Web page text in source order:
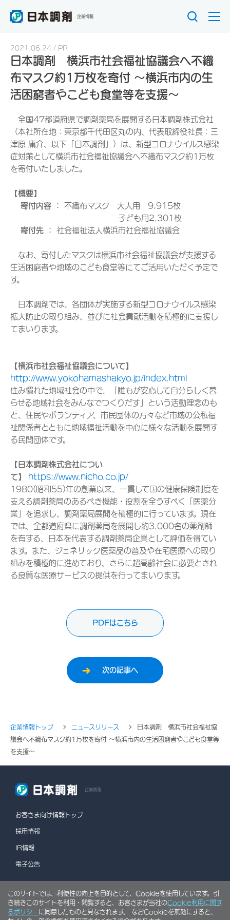
企業情報
2021.06.24 PR
日本調剤 横浜市社会福祉協議会へ不織
布マスク約1万枚を寄付 ～横浜市内の生
活困窮者やこども食堂等を支援～
全国47都道府県で調剤薬局を展開する日本調剤株式会社
（本社所在地：東京都千代田区丸の内、代表取締役社長：三
津原 庸介、以下「日本調剤」）は、新型コロナウイルス感染
症対策として横浜市社会福祉協議会へ不織布マスク約1万枚
を寄付いたしました。
【概要】
寄付内容 ：
不織布マスク 大人用 9,915枚
子ども用2,301枚
寄付先 ： 社会福祉法人横浜市社会福祉協議会
なお、寄付したマスクは横浜市社会福祉協議会が支援する
生活困窮者や地域のこども食堂等にてご活用いただく予定で
す。
日本調剤では、各団体が実施する新型コロナウイルス感染
拡大防止の取り組み、並びに社会貢献活動を積極的に支援し
てまいります。
【横浜市社会福祉協議会について】
http://www.yokohamashakyo.jp/index.html
住み慣れた地域社会の中で、「誰もが安心して自分らしく暮
らせる地域社会をみんなでつくりだす」という活動理念のも
と、住民やボランティア、市民団体の方々など市域の公私福
祉関係者とともに地域福祉活動を中心に様々な活動を展開す
る民間団体です。
【日本調剤株式会社につい
て】
https://www.nicho.co.jp/
1980(昭和55)年の創業以来、一貫して国の健康保険制度を
支える調剤薬局のあるべき機能・役割を全うすべく「医薬分
業」を追求し、調剤薬局展開を積極的に行っています。現在
では、全都道府県に調剤薬局を展開し約3,000名の薬剤師
を有する、日本を代表する調剤薬局企業として評価を得てい
ます。また、ジェネリック医薬品の普及や在宅医療への取り
組みを積極的に進めており、さらに超高齢社会に必要とされ
る良質な医療サービスの提供を行ってまいります。
PDFはこちら
次の記事へ
企業情報トップ ニュースリリース
日本調剤 横浜市社会福祉協
議会へ不織布マスク約1万枚を寄付 ～横浜市内の生活困窮者やこども食堂等
を支援～
企業情報
お客さま向け情報トップ
採用情報
IR情報
電子公告
情報セキュリティポリシー 個人情報保護方針
ソーシャルメディアポリシー 行動計画 利用規約
このサイトでは、利便性の向上を目的として、Cookieを使用しています。引
き続きこのサイトを利用・閲覧すると、お客さまが当社のCookie利用に関す
るポリシーに同意したものと見なされます。 なおCookieを無効にすると、